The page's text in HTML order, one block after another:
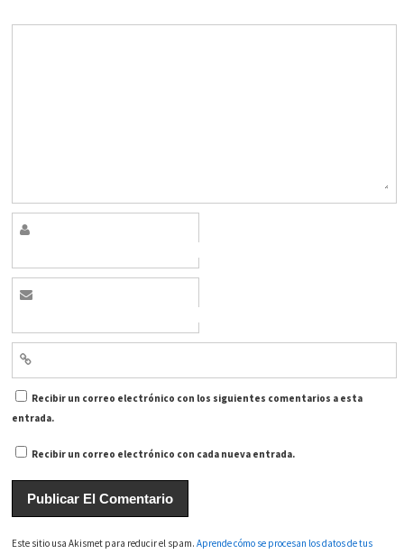
Recibir un correo electrónico con los siguientes comentarios a esta
entrada.
Recibir un correo electrónico con cada nueva entrada.
Este sitio usa Akismet para reducir el spam.Aprende cómo se procesan los datos de tus